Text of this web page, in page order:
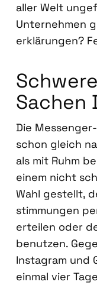
aller Welt
Unter­neh­men
er­klä­run­gen?
Sachen
Die
schon gleich
als mit Ruhm
einem nicht
Wahl gestellt,
stim­mun­gen
ertei­len oder
benut­zen.
Insta­gram und
ein­mal vier